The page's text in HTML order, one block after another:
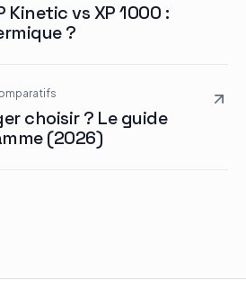
Kinetic vs XP 1000 :
?
choisir ? Le guide
(2026)